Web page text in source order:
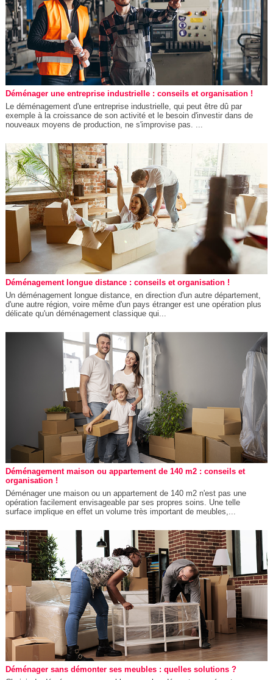
Déménager une entreprise industrielle : conseils et organisation !
Le déménagement d'une entreprise industrielle, qui peut être dû par
exemple à la croissance de son activité et le besoin d'investir dans de
nouveaux moyens de production, ne s'improvise pas. ...
Déménagement longue distance : conseils et organisation !
Un déménagement longue distance, en direction d'un autre département,
d'une autre région, voire même d'un pays étranger est une opération plus
délicate qu'un déménagement classique qui...
Déménagement maison ou appartement de 140 m2 : conseils et
organisation !
Déménager une maison ou un appartement de 140 m2 n'est pas une
opération facilement envisageable par ses propres soins. Une telle
surface implique en effet un volume très important de meubles,...
Déménager sans démonter ses meubles : quelles solutions ?